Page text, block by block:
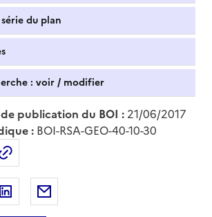
du plan
: voir / modifier
publication du BOI : 21/06/2017
: BOI-RSA-GEO-40-10-30
document au format pdf
Facebooksur Twitter
Partager sur LinkedIn